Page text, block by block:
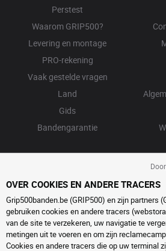
Perstest
Waarom GRIP500?
Levering en montage
PRO-rekening
Vaak gestelde vragen
Land
Gids
Bandengarantie
OVER COOKIES EN ANDERE TRACERS
Grip500banden.be (GRIP500) en zijn partners
gebruiken cookies en andere tracers
van de site te verzekeren, uw navigatie te
metingen uit te voeren en om zijn
Cookies en andere tracers die op uw terminal